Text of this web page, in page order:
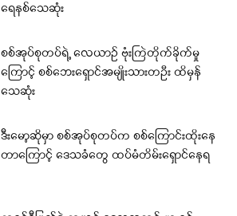
ရေနစ်သေဆုံး
စစ်အုပ်စုတပ်ရဲ့ လေယာဉ် ဗုံးကြဲတိုက်ခိုက်မှု
ကြောင့် စစ်ဘေးရှောင်အမျိုးသားတဦး ထိမှန်
သေဆုံး
ဒီးမော့ဆိုမှာ စစ်အုပ်စုတပ်က စစ်ကြောင်းထိုးနေ
တာကြောင့် ဒေသခံတွေ ထပ်မံတိမ်းရှောင်နေရ